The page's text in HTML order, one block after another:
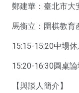
鄭建華：臺北市大
馬衡立：圍棋教育
15:15-15:20中場
15:20-16:30圓桌
【與談人簡介】